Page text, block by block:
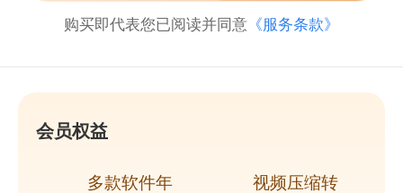
购买即代表您已阅读并同意 《服务条款》
会员权益
多款软件年
视频压缩转